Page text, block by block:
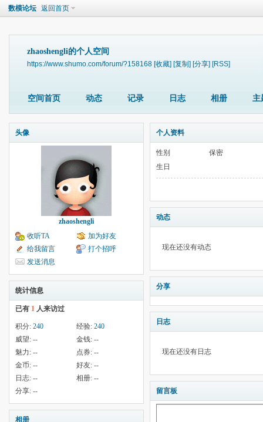
数模论坛 返回首页
zhaoshengli的个人空间
https://www.shumo.com/forum/?158168 [收藏] [复制] [分享] [RSS]
空间首页 动态 记录 日志 相册 主
头像
zhaoshengli
收听TA
加为好友
给我留言
打个招呼
发送消息
统计信息
已有 1 人来访过
积分: 240 经验: 240
威望: -- 金钱: --
魅力: -- 点券: --
金币: -- 好友: --
日志: -- 相册: --
分享: --
相册
个人资料
性别
保密
生日
动态
现在还没有动态
分享
日志
现在还没有日志
留言板